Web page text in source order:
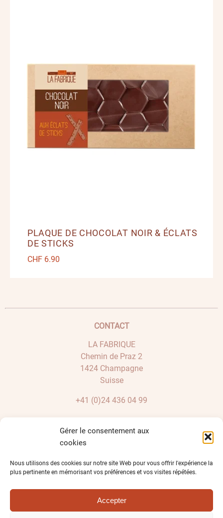
Gérer le consentement aux
cookies
Nous utilisons des cookies sur notre site Web pour vous offrir l'expérience la
plus pertinente en mémorisant vos préférences et vos visites répétées.
Accepter
PLAQUE DE CHOCOLAT NOIR & ÉCLATS
DE STICKS
CHF6.90
CONTACT
LA FABRIQUE
Chemin de Praz 2
1424 Champagne
Suisse
+41 (0)24 436 04 99
BOUTIQUE
Solde bons cadeaux
Conditions générales de vente
Impressum